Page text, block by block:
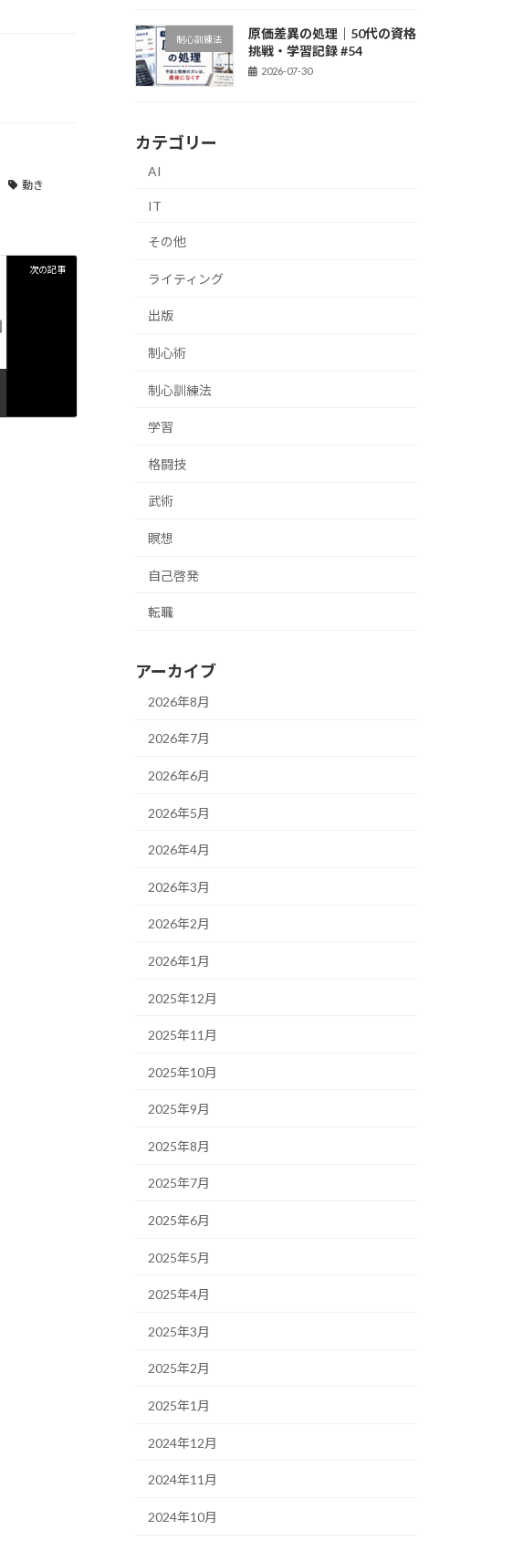
動き
次の記事
制心訓練法
原価差異の処理｜50代の資格
挑戦・学習記録 #54
2026-07-30
カテゴリー
AI
IT
その他
ライティング
出版
制心術
制心訓練法
学習
格闘技
武術
瞑想
自己啓発
転職
アーカイブ
2026年8月
2026年7月
2026年6月
2026年5月
2026年4月
2026年3月
2026年2月
2026年1月
2025年12月
2025年11月
2025年10月
2025年9月
2025年8月
2025年7月
2025年6月
2025年5月
2025年4月
2025年3月
2025年2月
2025年1月
2024年12月
2024年11月
2024年10月